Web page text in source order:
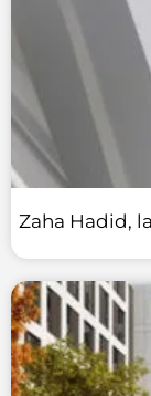
Zaha Hadid,